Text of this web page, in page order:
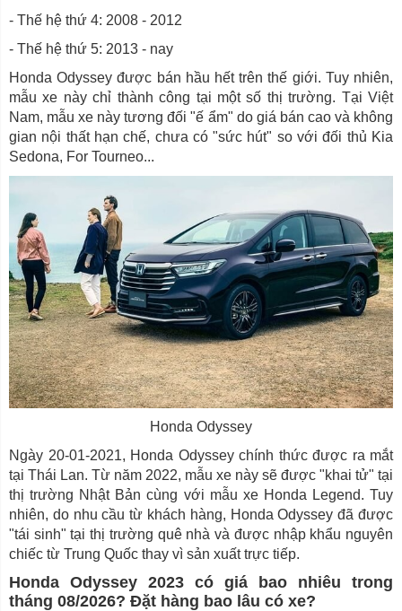
- Thế hệ thứ 4: 2008 - 2012
- Thế hệ thứ 5: 2013 - nay
Honda Odyssey được bán hầu hết trên thế giới. Tuy nhiên,
mẫu xe này chỉ thành công tại một số thị trường. Tại Việt
Nam, mẫu xe này tương đối "ế ẩm" do giá bán cao và không
gian nội thất hạn chế, chưa có "sức hút" so với đối thủ Kia
Sedona, For Tourneo...
Honda Odyssey
Ngày 20-01-2021, Honda Odyssey chính thức được ra mắt
tại Thái Lan. Từ năm 2022, mẫu xe này sẽ được "khai tử" tại
thị trường Nhật Bản cùng với mẫu xe Honda Legend. Tuy
nhiên, do nhu cầu từ khách hàng, Honda Odyssey đã được
"tái sinh" tại thị trường quê nhà và được nhập khẩu nguyên
chiếc từ Trung Quốc thay vì sản xuất trực tiếp.
Honda Odyssey 2023 có giá bao nhiêu trong
tháng 08/2026? Đặt hàng bao lâu có xe?